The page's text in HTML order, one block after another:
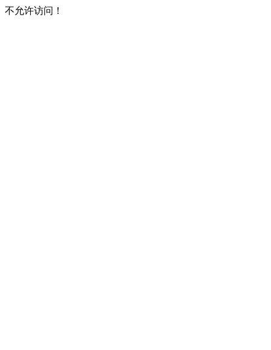
不允许访问！